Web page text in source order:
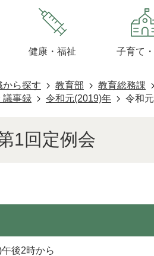
健康・福祉 子育て
から探す 教育部 教育総務課
議事録
令和元(2019)年 令和
1回定例会
後2時から